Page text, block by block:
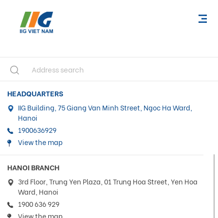
HEADQUARTERS
IIG Building, 75 Giang Van Minh Street, Ngoc Ha Ward,
Hanoi
1900636929
View the map
HANOI BRANCH
3rd Floor, Trung Yen Plaza, 01 Trung Hoa Street, Yen Hoa
Ward, Hanoi
1900 636 929
View the map